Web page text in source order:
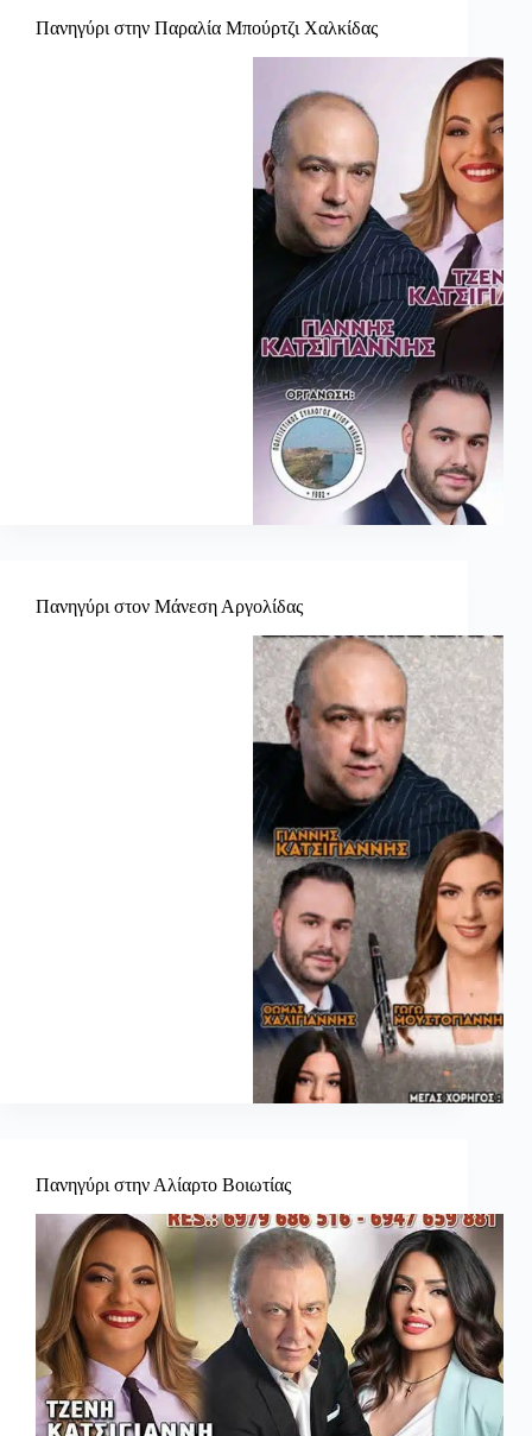
Πανηγύρι στην Παραλία Μπούρτζι Χαλκίδας
Πανηγύρι στον Μάνεση Αργολίδας
Πανηγύρι στην Αλίαρτο Βοιωτίας